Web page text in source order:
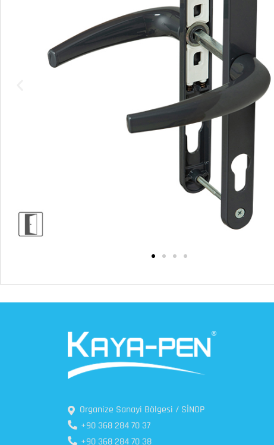
Organize Sanayi Bölgesi / SİNOP
+90 368 284 70 37
+90 368 284 70 38